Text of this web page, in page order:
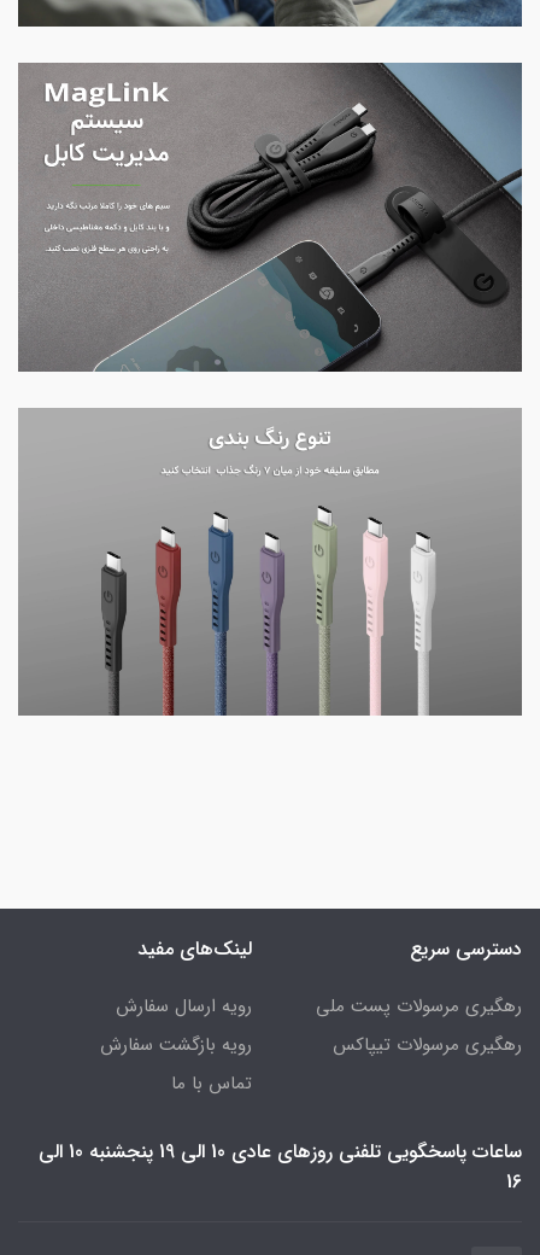
دسترسی سریع
رهگیری مرسولات پست ملی
رهگیری مرسولات تیپاکس
لینک‌های مفید
رویه ارسال سفارش
رویه بازگشت سفارش
تماس با ما
ساعات پاسخگویی تلفنی روزهای عادی 10 الی 19 پنجشنبه 10 الی
16